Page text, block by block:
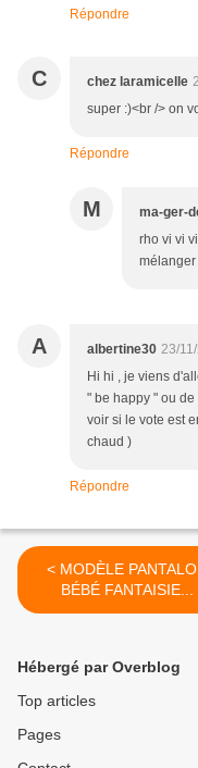
Répondre
C chez laramicelle
super :)<br /> on
Répondre
M ma-ger-
rho vi vi
A albertine30 23/
Hi hi , je viens
" be happy " ou
voir si le vote est
chaud )
Répondre
< MODÈLE PANTALON
BÉBÉ FANTAISIE...
Hébergé par Overblog
Top articles
Pages